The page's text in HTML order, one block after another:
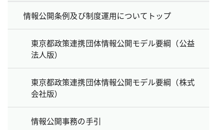
情報公開条例及び制度運用についてトップ
東京都政策連携団体情報公開モデル要綱（公益
法人版）
東京都政策連携団体情報公開モデル要綱（株式
会社版）
情報公開事務の手引